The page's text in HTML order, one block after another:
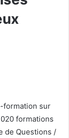
formation sur
formations
de Questions /